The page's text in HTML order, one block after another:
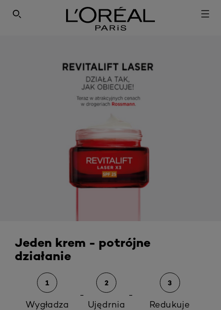
SEARCH THIS SITE
Jeden krem - potrójne
działanie
1
Wygładza
-
2
Ujędrnia
-
3
Redukuje